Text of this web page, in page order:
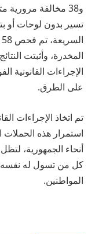
تسير بدون لوحات أو
الإجراءات القانونية
على الطرق.
تم اتخاذ الإجراءات
استمرار هذه الحملات
أنحاء الجمهورية،
كل من تسول له نفسه
المواطنين.